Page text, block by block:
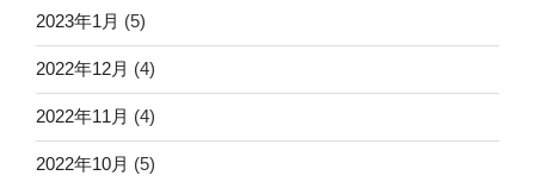
2023年1月 (5)
2022年12月 (4)
2022年11月 (4)
2022年10月 (5)